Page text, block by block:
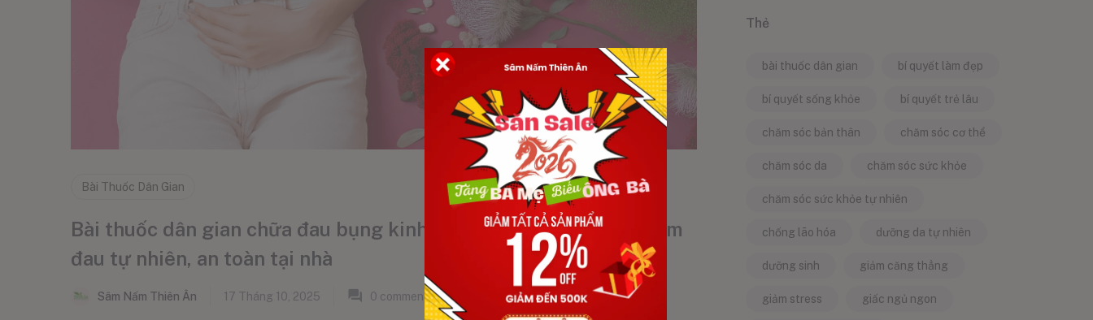
Bài Thuốc Dân Gian
Bài thuốc dân gian chữa đau bụng kinh hiệu quả cho phụ nữ – Giảm
đau tự nhiên, an toàn tại nhà
Sâm Nấm Thiên Ân 17 Tháng 10, 2025 0 comments
Thẻ
bài thuốc dân gian bí quyết làm đẹp
bí quyết sống khỏe bí quyết trẻ lâu
chăm sóc bản thân chăm sóc cơ thể
chăm sóc da chăm sóc sức khỏe
chăm sóc sức khỏe tự nhiên
chống lão hóa dưỡng da tự nhiên
dưỡng sinh giảm căng thẳng
giảm stress giấc ngủ ngon